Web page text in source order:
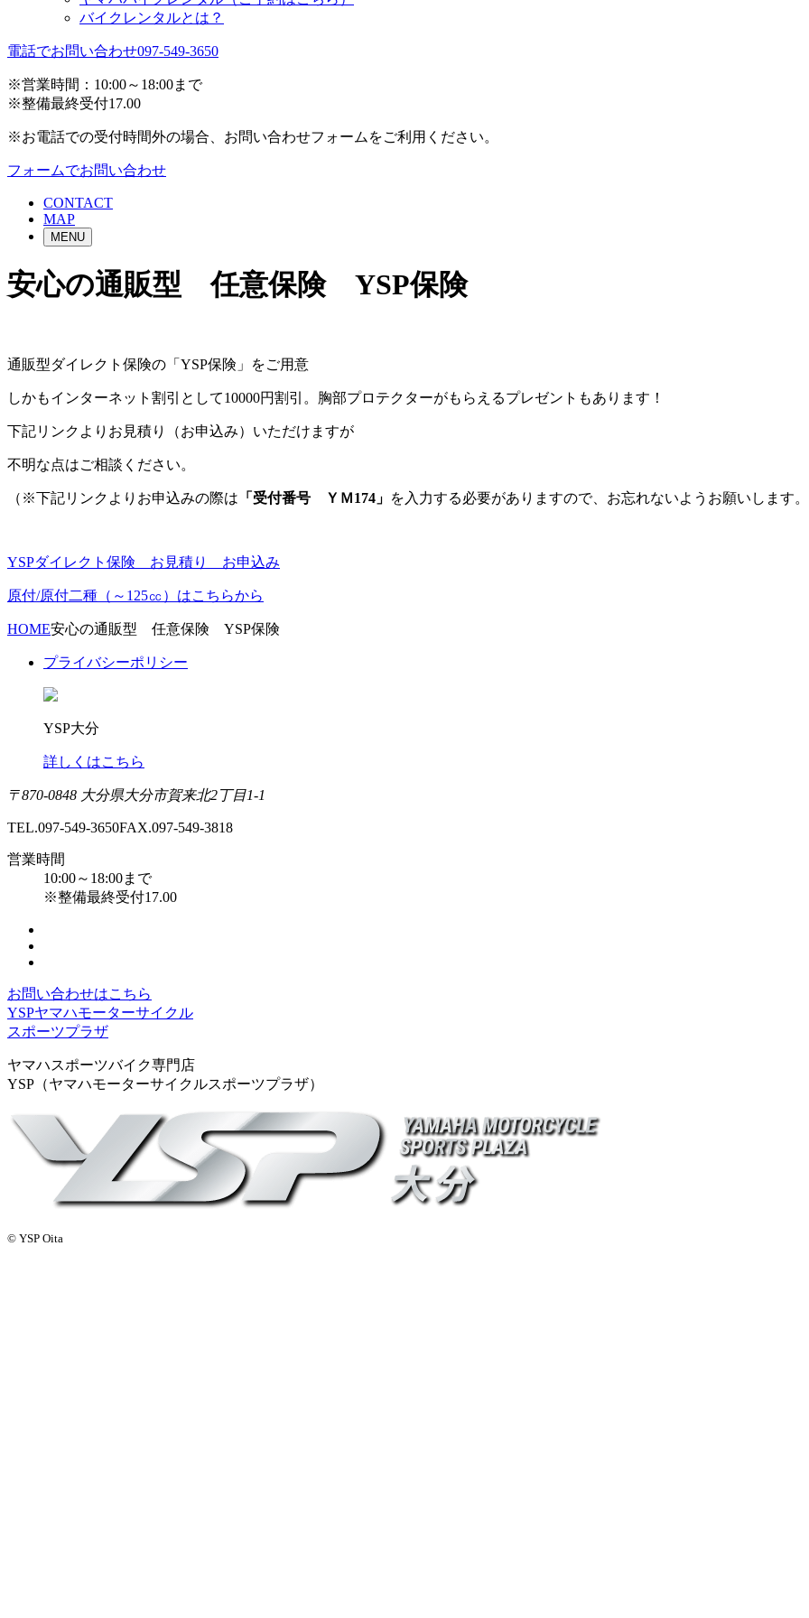
バイクレンタルとは？
電話でお問い合わせ097-549-3650
※営業時間：10:00～18:00まで
※整備最終受付17.00
※お電話での受付時間外の場合、お問い合わせフォームをご利用ください。
フォームでお問い合わせ
CONTACT
MAP
MENU
安心の通販型 任意保険 YSP保険
通販型ダイレクト保険の「YSP保険」をご用意
しかもインターネット割引として10000円割引。胸部プロテクターがもらえるプレゼントもあります！
下記リンクよりお見積り（お申込み）いただけますが
不明な点はご相談ください。
（※下記リンクよりお申込みの際は 「受付番号 ＹＭ174」 を入力する必要がありますので、お忘れないようお願いします
YSPダイレクト保険 お見積り お申込み
原付/原付二種（～125㏄）はこちらから
HOME安心の通販型 任意保険 YSP保険
プライバシーポリシー
YSP大分
詳しくはこちら
〒870-0848 大分県大分市賀来北2丁目1-1
TEL.097-549-3650FAX.097-549-3818
営業時間
10:00～18:00まで
※整備最終受付17.00
お問い合わせはこちら
YSPヤマハモーターサイクル
スポーツプラザ
ヤマハスポーツバイク専門店
YSP（ヤマハモーターサイクルスポーツプラザ）
© YSP Oita